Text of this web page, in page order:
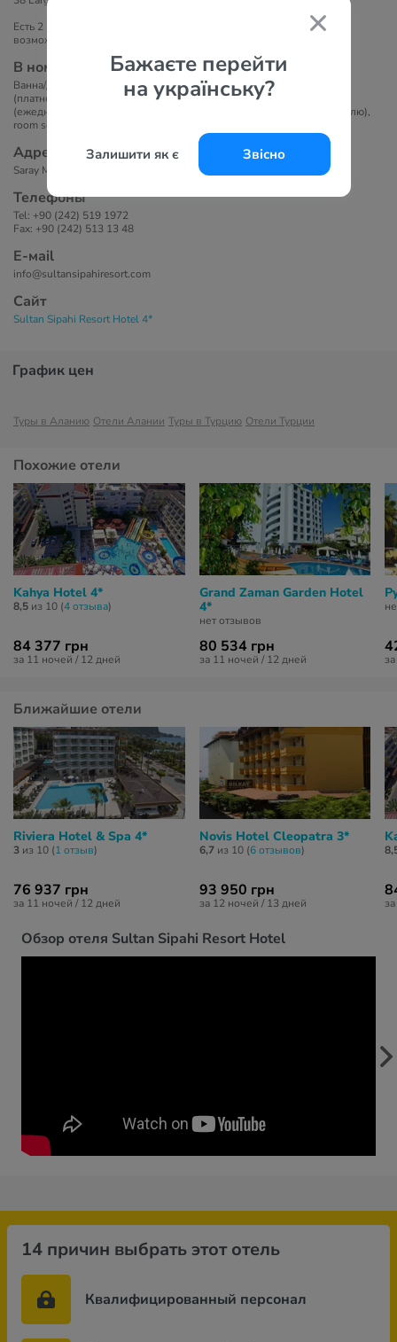
Бажаєте перейти
на українську?
Залишити як є Звісно
Обзор отеля Sultan Sipahi Resort Hotel
Есть 2 номера для людей с ограниченными физическими
возможностями.
В номерах
Ванна/душ, фен, тапочки, кондиционер, телевизор, телефон, Wi-Fi
(платно), мини-бар (платно), сейф (платно), балкон. Уборка номера
(ежедневно), смена постельного белья и полотенец (3 раза в неделю),
room service (платно).
Адрес
Saray Mah. Guzelyali Cad., NO:30, Alanya, Antalya, Turkey
Телефоны
Tel: +90 (242) 519 1972
Fax: +90 (242) 513 13 48
Е-маil
info@sultansipahiresort.com
Сайт
Sultan Sipahi Resort Hotel 4*
График цен
Туры в Аланию Отели Алании Туры в Турцию Отели Турции
Похожие отели
Kahya Hotel 4*
8,5 из 10 (4 отзывa)
84 377 грн
за 11 ночей / 12 дней
Grand Zaman Garden Hotel
4*
нет отзывов
80 534 грн
за 11 ночей / 12 дней
Ближайшие отели
Riviera Hotel & Spa 4*
3 из 10 (1 отзыв)
76 937 грн
за 11 ночей / 12 дней
Novis Hotel Cleopatra 3*
6,7из 10 (6 отзывов)
93 950 грн
за 12 ночей / 13 дней
14 причин выбрать этот отель
Квалифицированный персонал